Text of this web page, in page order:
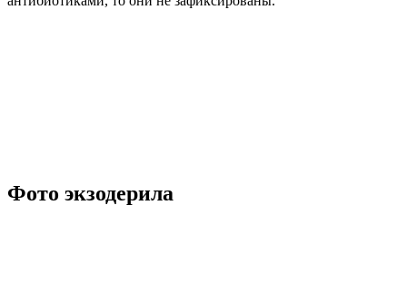
Фото экзодерила